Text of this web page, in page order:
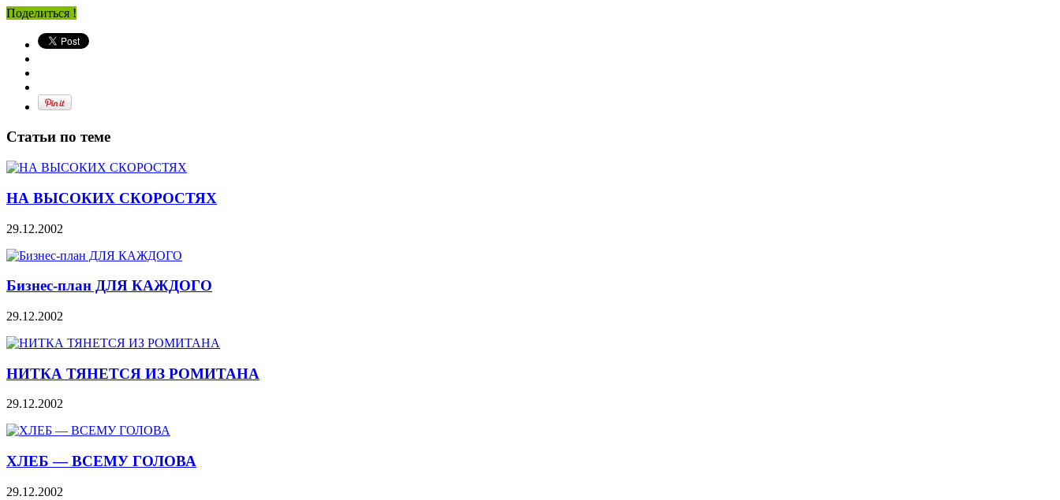
Поделиться !
Статьи по теме
НА ВЫСОКИХ СКОРОСТЯХ
29.12.2002
Бизнес-план ДЛЯ КАЖДОГО
29.12.2002
НИТКА ТЯНЕТСЯ ИЗ РОМИТАНА
29.12.2002
ХЛЕБ — ВСЕМУ ГОЛОВА
29.12.2002